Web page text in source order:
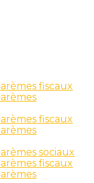
fiscaux
fiscaux
sociaux
fiscaux